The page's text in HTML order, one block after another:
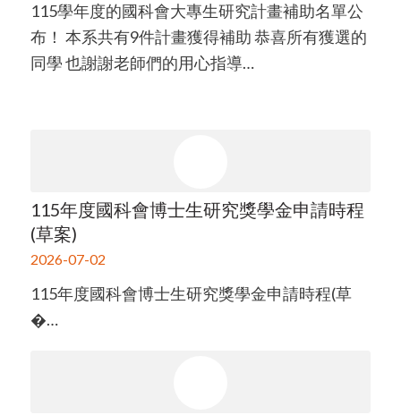
115學年度的國科會大專生研究計畫補助名單公
布！ 本系共有9件計畫獲得補助 恭喜所有獲選的
同學 也謝謝老師們的用心指導…
115年度國科會博士生研究獎學金申請時程
(草案)
2026-07-02
115年度國科會博士生研究獎學金申請時程(草
�…